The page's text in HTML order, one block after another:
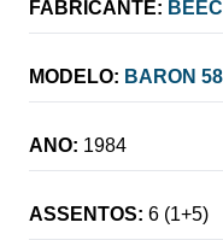
FABRICANTE:
MODELO: BARON 58
ANO: 1984
ASSENTOS: 6 (1+5)